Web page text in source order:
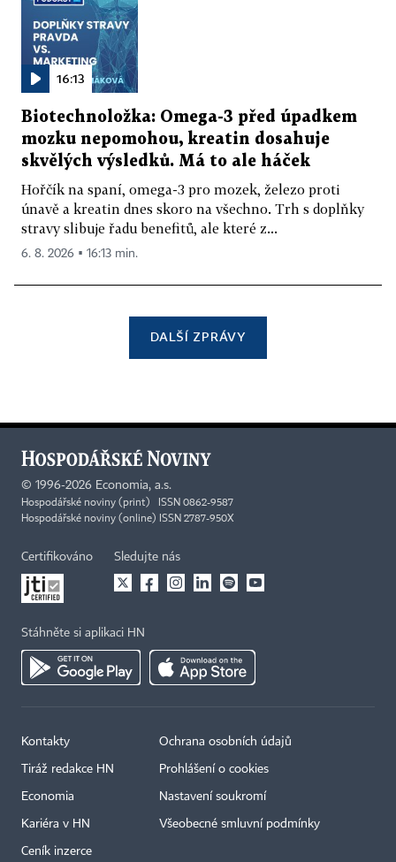
16:13
Biotechnoložka: Omega-3 před úpadkem
mozku nepomohou, kreatin dosahuje
skvělých výsledků. Má to ale háček
Hořčík na spaní, omega-3 pro mozek, železo proti
únavě a kreatin dnes skoro na všechno. Trh s doplňky
stravy slibuje řadu benefitů, ale které z...
6. 8. 2026 ▪ 16:13 min.
DALŠÍ ZPRÁVY
© 1996-2026 Economia, a.s.
Hospodářské noviny (print) ISSN 0862-9587
Hospodářské noviny (online) ISSN 2787-950X
Certifikováno Sledujte nás
Stáhněte si aplikaci HN
Kontakty
Tiráž redakce HN
Economia
Kariéra v HN
Ceník inzerce
Ochrana osobních údajů
Prohlášení o cookies
Nastavení soukromí
Všeobecné smluvní podmínky